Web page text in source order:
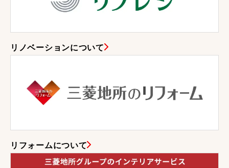
リノベーションについて
リフォームについて